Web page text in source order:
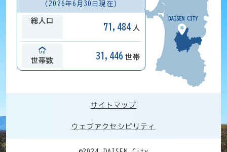
(2026年6月30日現在)
総人口
71,484 人
世帯数
31,446 世帯
サイトマップ
ウェブアクセシビリティ